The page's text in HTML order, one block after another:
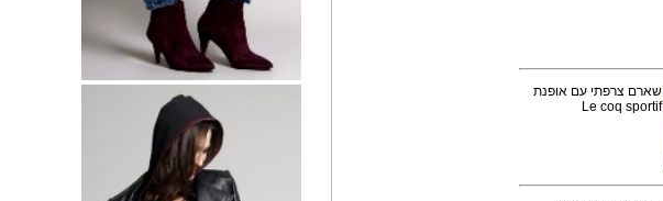
שארם צרפתי עם אופנת
Le coq sportif